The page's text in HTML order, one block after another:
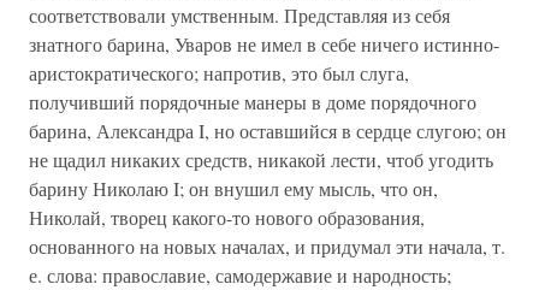
соответствовали умственным. Представляя из себя
знатного барина, Уваров не имел в себе ничего истинно-
аристократического; напротив, это был слуга,
получивший порядочные манеры в доме порядочного
барина, Александра I, но оставшийся в сердце слугою; он
не щадил никаких средств, никакой лести, чтоб угодить
барину Николаю I; он внушил ему мысль, что он,
Николай, творец какого-то нового образования,
основанного на новых началах, и придумал эти начала, т.
е. слова: православие, самодержавие и народность;